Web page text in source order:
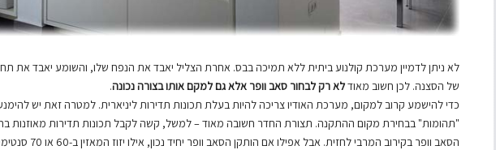
לא ניתן לדמיין מערכת קולנוע ביתית ללא תמיכה בבס. אחרת הצליל יאבד את הנפח שלו, והשומע יאבד את
של הסצנה. לכן חשוב מאודלא רק לבחור סאב וופר אלא גם למקם אותו בצורה נכונה.
כדי להישמע קרוב למקום, מערכת האודיו צריכה להיות בעלת תכונות תדירות ליניארית. למטרה זאת יש
"תהומות" בבחירת מקום ההתקנה. תצורת החדר חשובה מאוד – למשל, קשה לקבל תכונות תדירות מאוזנות
הסאב וופר בקירוב המרבי